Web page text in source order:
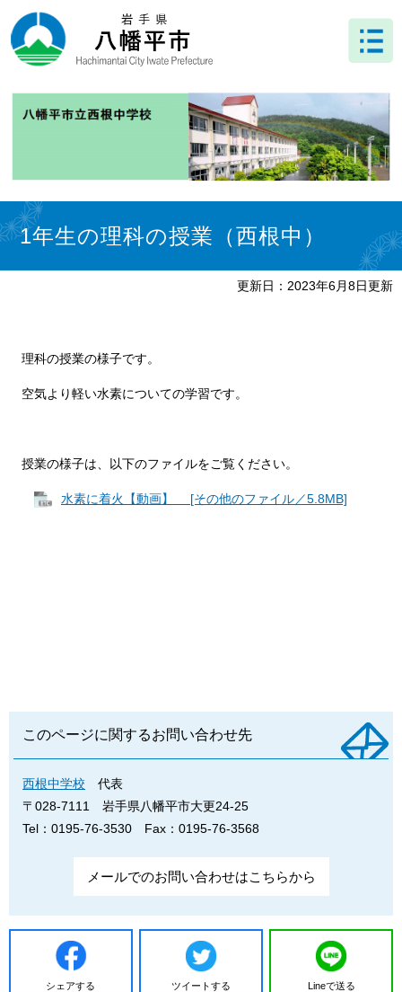
ー
ジ
ニ
ュ
文 1年生の理科の授業（西根中）
更新日：2023年6月8日更新
理科の授業の様子です。
空気より軽い水素についての学習です。
授業の様子は、以下のファイルをご覧ください。
水素に着火【動画】 [その他のファイル／5.8MB]
このページに関するお問い合わせ先
西根中学校
代表
〒028-7111
岩手県八幡平市大更24-25
Tel：0195-76-3530
Fax：0195-76-3568
メールでのお問い合わせはこちらから
シェアする ツイートする Lineで送る